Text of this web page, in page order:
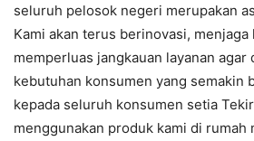
seluruh pelosok negeri merupakan
Kami akan terus berinovasi, menjaga
memperluas jangkauan layanan agar
kebutuhan konsumen yang semakin
kepada seluruh konsumen setia
menggunakan produk kami di rumah